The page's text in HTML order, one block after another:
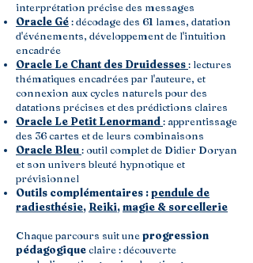
interprétation précise des messages
Oracle Gé: décodage des 61 lames, datation
d'événements, développement de l'intuition
encadrée
Oracle Le Chant des Druidesses: lectures
thématiques encadrées par l'auteure, et
connexion aux cycles naturels pour des
datations précises et des prédictions claires
Oracle Le Petit Lenormand : apprentissage
des 36 cartes et de leurs combinaisons
Oracle Bleu: outil complet de Didier Doryan
et son univers bleuté hypnotique et
prévisionnel
Outils complémentaires :pendule de
radiesthésie, Reiki,magie & sorcellerie
Chaque parcours suit uneprogression
pédagogiqueclaire : découverte